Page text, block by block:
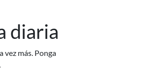
diaria
vez más. Ponga